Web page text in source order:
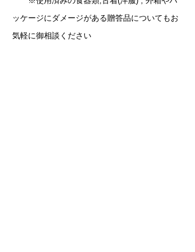
ッケージにダメージがある贈答品についてもお
気軽に御相談ください